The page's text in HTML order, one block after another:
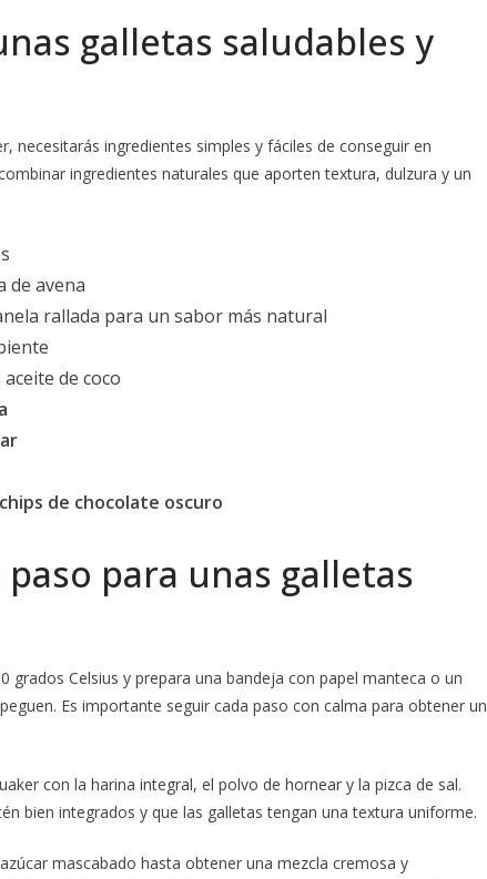
galletas saludables y
necesitarás ingredientes simples y fáciles de conseguir en
ingredientes naturales que aporten textura, dulzura y un
de avena
rallada para un sabor más natural
aceite de coco
de chocolate oscuro
para unas galletas
grados Celsius y prepara una bandeja con papel manteca o un
Es importante seguir cada paso con calma para obtener un
con la harina integral, el polvo de hornear y la pizca de sal.
bien integrados y que las galletas tengan una textura uniforme.
mascabado hasta obtener una mezcla cremosa y